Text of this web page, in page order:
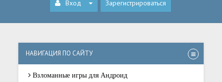
Вход Зарегистрироваться
НАВИГАЦИЯ ПО САЙТУ
Взломанные игры для Андроид